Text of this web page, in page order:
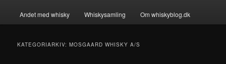
Andet med whisky Whiskysamling Om whiskyblog.dk
KATEGORIARKIV:MOSGAARD WHISKY A/S